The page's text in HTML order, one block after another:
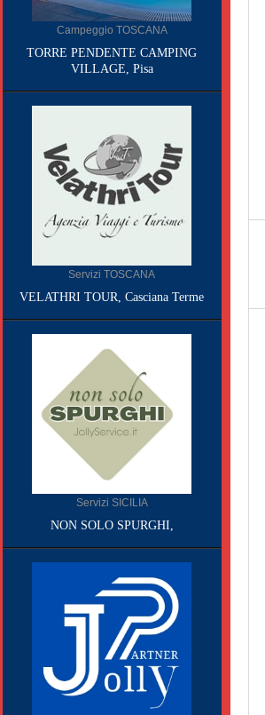
Campeggio TOSCANA
TORRE PENDENTE CAMPING
VILLAGE, Pisa
Servizi TOSCANA
VELATHRI TOUR, Casciana Terme
Servizi SICILIA
NON SOLO SPURGHI,